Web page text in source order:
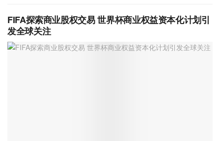
FIFA探索商业股权交易 世界杯商业权益资本化计划引
发全球关注